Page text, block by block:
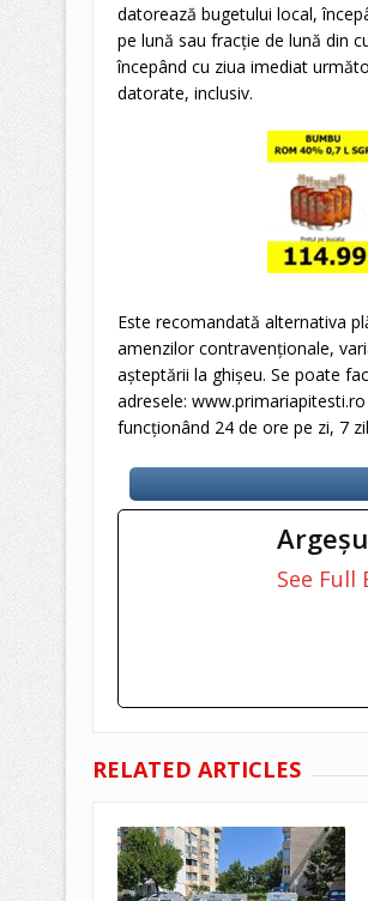
datorează bugetului local,
pe lună sau fracție de lună din
începând cu ziua imediat
datorate, inclusiv.
Este recomandată alternativa
amenzilor contravenționale,
așteptării la ghișeu. Se poate
adresele:
funcţionând 24 de ore pe zi, 7
See Full
RELATED ARTICLES